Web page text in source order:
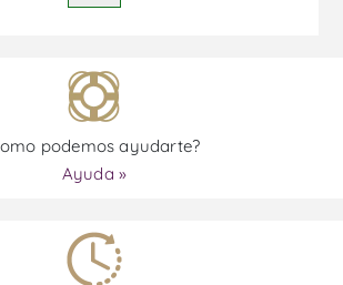
podemos ayudarte?
Ayuda »